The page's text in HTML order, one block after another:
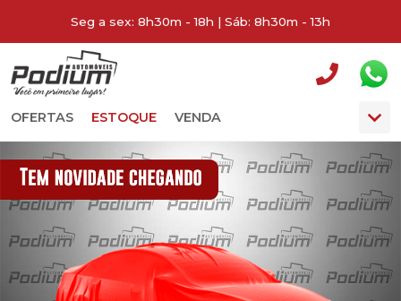
Seg a sex: 8h30m - 18h | Sáb: 8h30m - 13h
OFERTAS ESTOQUE VENDA